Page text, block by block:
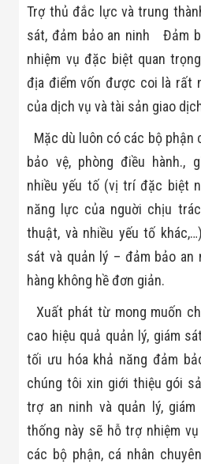
Trợ thủ đắc lực và trung
sát, đảm bảo an ninh Đảm
nhiệm vụ đặc biệt quan
địa điểm vốn được coi là rất
của dịch vụ và tài sản giao
Mặc dù luôn có các bộ phận
bảo vệ, phòng điều hành.,
nhiều yếu tố (vị trí đặc biệt
năng lực của nguời chịu
thuật, và nhiều yếu tố
sát và quản lý – đảm bảo an
hàng không hề đơn giản.
Xuất phát từ mong muốn
cao hiệu quả quản lý, giám
tối ưu hóa khả năng đảm
chúng tôi xin giới thiệu gói
trợ an ninh và quản lý,
thống này sẽ hỗ trợ nhiệm
các bộ phận, cá nhân